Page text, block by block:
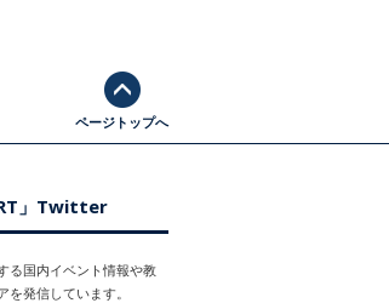
ページトップへ
」Twitter
る国内イベント情報や教
発信しています。